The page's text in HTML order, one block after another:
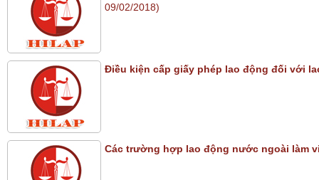
09/02/2018)
Điều kiện cấp giấy phép lao động đối với
Các trường hợp lao động nước ngoài làm